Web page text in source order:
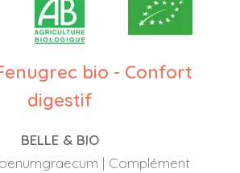
bio - Confort
digestif
BELLE & BIO
| Complément